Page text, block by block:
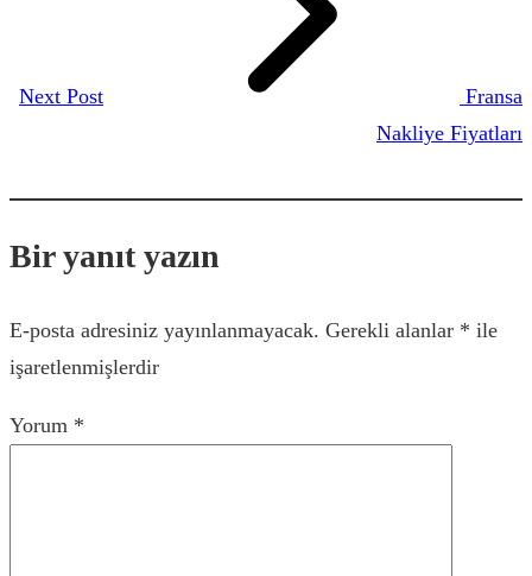
Next Post
Fransa
Nakliye Fiyatları
Bir yanıt yazın
E-posta adresiniz yayınlanmayacak. Gerekli alanlar * ile
işaretlenmişlerdir
Yorum *